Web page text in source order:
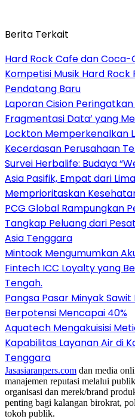
Berita Terkait
Hard Rock Cafe dan
Kompetisi Musik Hard Rock
Pendatang Baru
Laporan Cision
Fragmentasi Data’ yang
Lockton Memperkenalkan
Kecerdasan Perusahaan
Survei Herbalife: Budaya
Asia Pasifik, Empat dari
Memprioritaskan
PCG Global Rampungkan
Tangkap Peluang dari
Asia Tenggara
Mintoak Mengumumkan
Fintech ICC Loyalty yang
Tengah.
Pangsa Pasar Minyak
Berpotensi Mencapai 40%
Aquatech Mengakuisisi
Kapabilitas Layanan Air di
Tenggara
Jasasiaranpers.com dan media
manajemen reputasi melalui
organisasi dan merek/brand
penting bagi kalangan birokrat,
tokoh publik.